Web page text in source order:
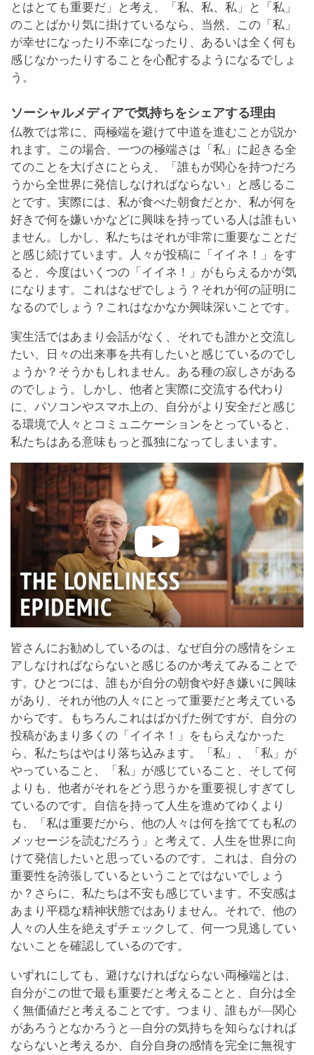
とはとても重要だ」と考え、「私、私、私」と「私」
のことばかり気に掛けているなら、当然、この「私」
が幸せになったり不幸になったり、あるいは全く何も
感じなかったりすることを心配するようになるでしょ
う。
ソーシャルメディアで気持ちをシェアする理由
仏教では常に、両極端を避けて中道を進むことが説か
れます。この場合、一つの極端さは「私」に起きる全
てのことを大げさにとらえ、「誰もが関心を持つだろ
うから全世界に発信しなければならない」と感じるこ
とです。実際には、私が食べた朝食だとか、私が何を
好きで何を嫌いかなどに興味を持っている人は誰もい
ません。しかし、私たちはそれが非常に重要なことだ
と感じ続けています。人々が投稿に「イイネ！」をす
ると、今度はいくつの「イイネ！」がもらえるかが気
になります。これはなぜでしょう？それが何の証明に
なるのでしょう？これはなかなか興味深いことです。
実生活ではあまり会話がなく、それでも誰かと交流し
たい、日々の出来事を共有したいと感じているのでし
ょうか？そうかもしれません。ある種の寂しさがある
のでしょう。しかし、他者と実際に交流する代わり
に、パソコンやスマホ上の、自分がより安全だと感じ
る環境で人々とコミュニケーションをとっていると、
私たちはある意味もっと孤独になってしまいます。
皆さんにお勧めしているのは、なぜ自分の感情をシェ
アしなければならないと感じるのか考えてみることで
す。ひとつには、誰もが自分の朝食や好き嫌いに興味
があり、それが他の人々にとって重要だと考えている
からです。もちろんこれはばかげた例ですが、自分の
投稿があまり多くの「イイネ！」をもらえなかった
ら、私たちはやはり落ち込みます。「私」、「私」が
やっていること、「私」が感じていること、そして何
よりも、他者がそれをどう思うかを重要視しすぎてし
ているのです。自信を持って人生を進めてゆくより
も、「私は重要だから、他の人々は何を捨てても私の
メッセージを読むだろう」と考えて、人生を世界に向
けて発信したいと思っているのです。これは、自分の
重要性を誇張しているということではないでしょう
か？さらに、私たちは不安も感じています。不安感は
あまり平穏な精神状態ではありません。それで、他の
人々の人生を絶えずチェックして、何一つ見逃してい
ないことを確認しているのです。
いずれにしても、避けなければならない両極端とは、
自分がこの世で最も重要だと考えることと、自分は全
く無価値だと考えることです。つまり、誰もが―関心
があろうとなかろうと―自分の気持ちを知らなければ
ならないと考えるか、自分自身の感情を完全に無視す